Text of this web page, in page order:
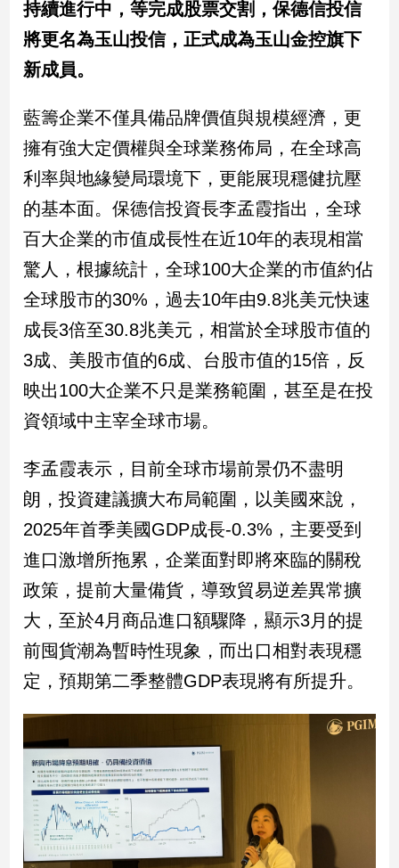
專
區
【我
觀
持續進行中，等完成股票交割，保德信投信
將更名為玉山投信，正式成為玉山金控旗下
新成員。
藍籌企業不僅具備品牌價值與規模經濟，更
擁有強大定價權與全球業務佈局，在全球高
利率與地緣變局環境下，更能展現穩健抗壓
的基本面。保德信投資長李孟霞指出，全球
百大企業的市值成長性在近10年的表現相當
驚人，根據統計，全球100大企業的市值約佔
全球股市的30%，過去10年由9.8兆美元快速
成長3倍至30.8兆美元，相當於全球股市值的
3成、美股市值的6成、台股市值的15倍，反
映出100大企業不只是業務範圍，甚至是在投
資領域中主宰全球市場。
李孟霞表示，目前全球市場前景仍不盡明
朗，投資建議擴大布局範圍，以美國來說，
2025年首季美國GDP成長-0.3%，主要受到
進口激增所拖累，企業面對即將來臨的關稅
政策，提前大量備貨，導致貿易逆差異常擴
大，至於4月商品進口額驟降，顯示3月的提
前囤貨潮為暫時性現象，而出口相對表現穩
定，預期第二季整體GDP表現將有所提升。